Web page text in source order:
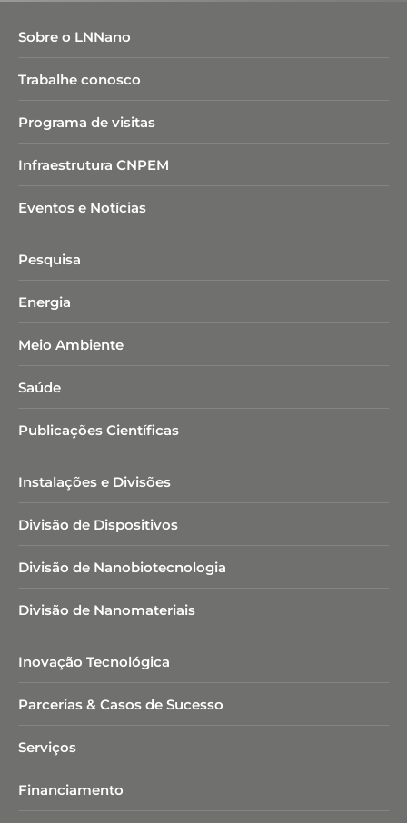
Sobre o LNNano
Trabalhe conosco
Programa de visitas
Infraestrutura CNPEM
Eventos e Notícias
Pesquisa
Energia
Meio Ambiente
Saúde
Publicações Científicas
Instalações e Divisões
Divisão de Dispositivos
Divisão de Nanobiotecnologia​
Divisão de Nanomateriais
Inovação Tecnológica
Parcerias & Casos de Sucesso
Serviços
Financiamento